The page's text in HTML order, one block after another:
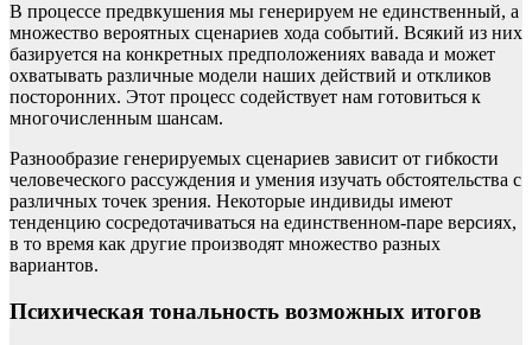
В процессе предвкушения мы генерируем не единственный, а
множество вероятных сценариев хода событий. Всякий из них
базируется на конкретных предположениях вавада и может
охватывать различные модели наших действий и откликов
посторонних. Этот процесс содействует нам готовиться к
многочисленным шансам.
Разнообразие генерируемых сценариев зависит от гибкости
человеческого рассуждения и умения изучать обстоятельства с
различных точек зрения. Некоторые индивиды имеют
тенденцию сосредотачиваться на единственном-паре версиях,
в то время как другие производят множество разных
вариантов.
Психическая тональность возможных итогов